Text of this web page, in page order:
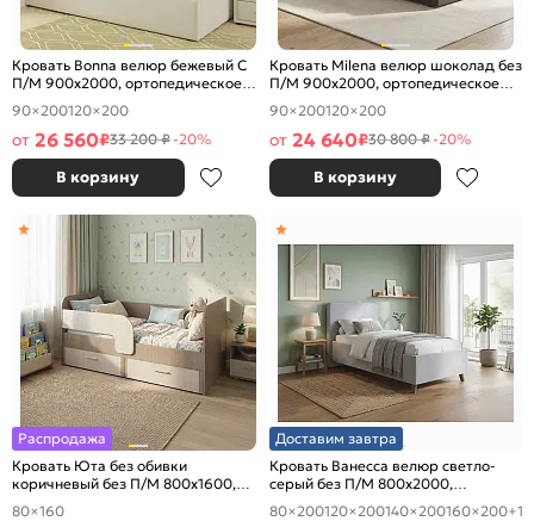
Кровать Bonna велюр бежевый С
П/М 900x2000, ортопедическое
основание, изголовье мягкое
90×200120×200
от 26 560₽33 200 ₽-20%
В корзину
Кровать Milena велюр шоколад без
П/М 900x2000, ортопедическое
основание, изголовье мягкое
90×200120×200
от 24 640₽30 800 ₽-20%
В корзину
Распродажа
Кровать Юта без обивки
коричневый без П/М 800x1600,
изголовье жесткое
80×160
Доставим завтра
Кровать Ванесса велюр светло-
серый без П/М 800x2000,
изголовье мягкое
80×200120×200140×200160×200+1